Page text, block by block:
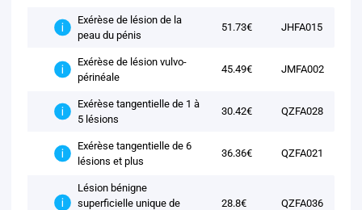
Exérèse de lésion de la
peau du pénis
51.73€ JHFA015
Exérèse de lésion vulvo-
périnéale
45.49€ JMFA002
Exérèse tangentielle de 1 à
5 lésions
30.42€ QZFA028
Exérèse tangentielle de 6
lésions et plus
36.36€ QZFA021
Lésion bénigne
superficielle unique de
28.8€ QZFA036